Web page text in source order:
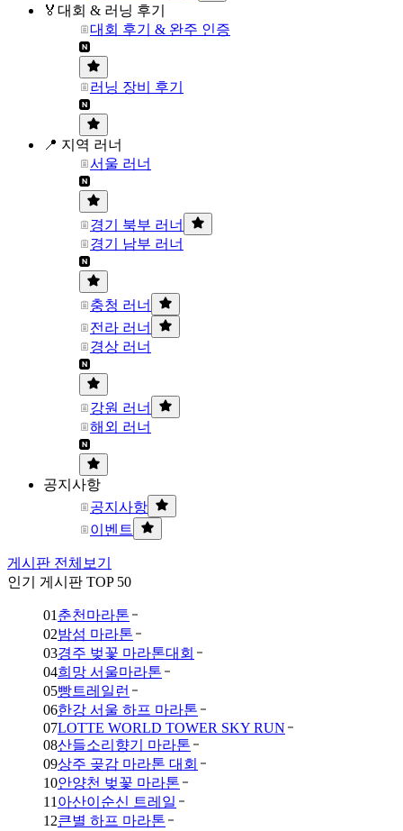
🏅대회 & 러닝 후기
대회 후기 & 완주 인증
러닝 장비 후기
📍 지역 러너
서울 러너
경기 북부 러너
경기 남부 러너
충청 러너
전라 러너
경상 러너
강원 러너
해외 러너
공지사항
공지사항
이벤트
게시판 전체보기
인기 게시판 TOP 50
01 춘천마라톤
02밤섬 마라톤
03경주 벚꽃 마라톤대회
04희망 서울마라톤
05빵트레일런
06한강 서울 하프 마라톤
07LOTTE WORLD TOWER SKY RUN
08산들소리향기 마라톤
09상주 곶감 마라톤 대회
10안양천 벚꽃 마라톤
11 아산이순신 트레일
12큰별 하프 마라톤